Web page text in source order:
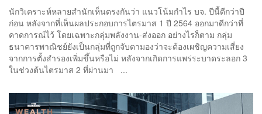
นักวิเคราะห์หลายสำนักเห็นตรงกันว่า แนวโน้มกำไร บจ. ปีนี้ดีกว่าปี
ก่อน หลังจากที่เห็นผลประกอบการไตรมาส 1 ปี 2564 ออกมาดีกว่าที่
คาดการณ์ไว้ โดยเฉพาะกลุ่มพลังงาน-ส่งออก อย่างไรก็ตาม กลุ่ม
ธนาคารพาณิชย์ยังเป็นกลุ่มที่ถูกจับตามองว่าจะต้องเผชิญความเสี่ยง
จากการตั้งสำรองเพิ่มขึ้นหรือไม่ หลังจากเกิดการแพร่ระบาดระลอก 3
ในช่วงต้นไตรมาส 2 ที่ผ่านมา ...